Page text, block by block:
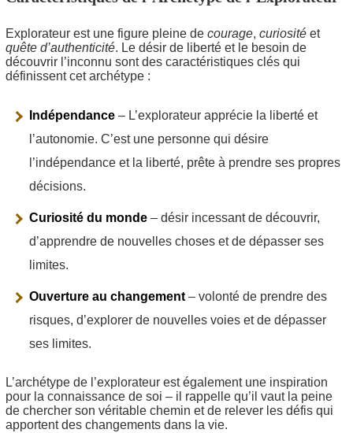
Explorateur est une figure pleine de courage, curiosité et
quête d’authenticité. Le désir de liberté et le besoin de
découvrir l’inconnu sont des caractéristiques clés qui
définissent cet archétype :
Indépendance – L’explorateur apprécie la liberté et
l’autonomie. C’est une personne qui désire
l’indépendance et la liberté, prête à prendre ses propres
décisions.
Curiosité du monde – désir incessant de découvrir,
d’apprendre de nouvelles choses et de dépasser ses
limites.
Ouverture au changement – volonté de prendre des
risques, d’explorer de nouvelles voies et de dépasser
ses limites.
L’archétype de l’explorateur est également une inspiration
pour la connaissance de soi – il rappelle qu’il vaut la peine
de chercher son véritable chemin et de relever les défis qui
apportent des changements dans la vie.